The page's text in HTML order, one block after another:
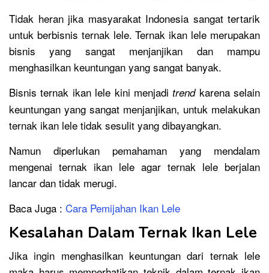
Tidak heran jika masyarakat Indonesia sangat tertarik
untuk berbisnis ternak lele. Ternak ikan lele merupakan
bisnis yang sangat menjanjikan dan mampu
menghasilkan keuntungan yang sangat banyak.
Bisnis ternak ikan lele kini menjaditrendkarena selain
keuntungan yang sangat menjanjikan, untuk melakukan
ternak ikan lele tidak sesulit yang dibayangkan.
Namun diperlukan pemahaman yang mendalam
mengenai ternak ikan lele agar ternak lele berjalan
lancar dan tidak merugi.
Baca Juga : Cara Pemijahan Ikan Lele
Kesalahan Dalam Ternak Ikan Lele
Jika ingin menghasilkan keuntungan dari ternak lele